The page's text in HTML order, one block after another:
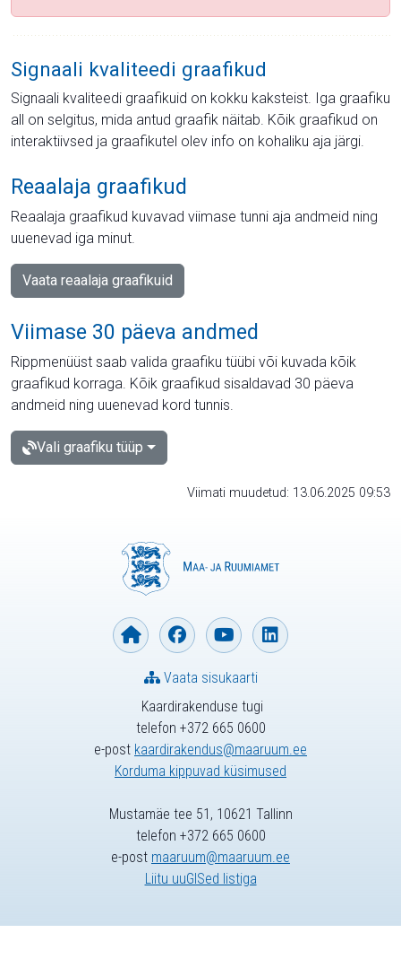
Signaali kvaliteedi graafikud
Signaali kvaliteedi graafikuid on kokku kaksteist. Iga graafiku
all on selgitus, mida antud graafik näitab. Kõik graafikud on
interaktiivsed ja graafikutel olev info on kohaliku aja järgi.
Reaalaja graafikud
Reaalaja graafikud kuvavad viimase tunni aja andmeid ning
uuenevad iga minut.
Vaata reaalaja graafikuid
Viimase 30 päeva andmed
Rippmenüüst saab valida graafiku tüübi või kuvada kõik
graafikud korraga. Kõik graafikud sisaldavad 30 päeva
andmeid ning uuenevad kord tunnis.
Vali graafiku tüüp
Viimati muudetud: 13.06.2025 09:53
Kaardirakenduse tugi
telefon +372 665 0600
e-post kaardirakendus@maaruum.ee
Korduma kippuvad küsimused
Vaata sisukaarti
Mustamäe tee 51, 10621 Tallinn
telefon +372 665 0600
e-post maaruum@maaruum.ee
Liitu uuGISed listiga